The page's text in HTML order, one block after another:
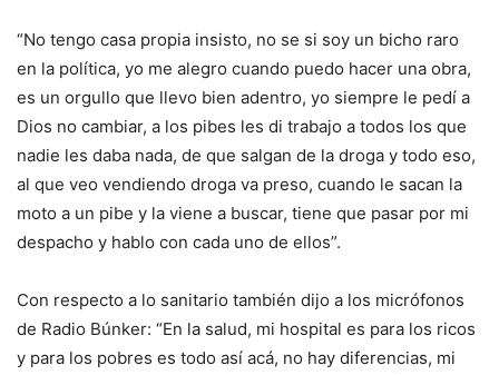
“No tengo casa propia insisto, no se si soy un bicho raro
en la política, yo me alegro cuando puedo hacer una obra,
es un orgullo que llevo bien adentro, yo siempre le pedí a
Dios no cambiar, a los pibes les di trabajo a todos los que
nadie les daba nada, de que salgan de la droga y todo eso,
al que veo vendiendo droga va preso, cuando le sacan la
moto a un pibe y la viene a buscar, tiene que pasar por mi
despacho y hablo con cada uno de ellos”.
Con respecto a lo sanitario también dijo a los micrófonos
de Radio Búnker: “En la salud, mi hospital es para los ricos
y para los pobres es todo así acá, no hay diferencias, mi